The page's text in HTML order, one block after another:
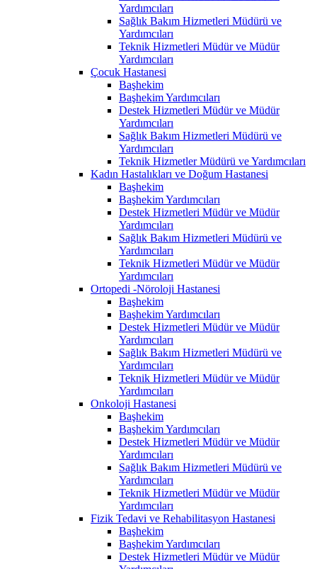
Yardımcıları
Sağlık Bakım Hizmetleri Müdürü ve
Yardımcıları
Teknik Hizmetleri Müdür ve Müdür
Yardımcıları
Çocuk Hastanesi
Başhekim
Başhekim Yardımcıları
Destek Hizmetleri Müdür ve Müdür
Yardımcıları
Sağlık Bakım Hizmetleri Müdürü ve
Yardımcıları
Teknik Hizmetler Müdürü ve Yardımcıları
Kadın Hastalıkları ve Doğum Hastanesi
Başhekim
Başhekim Yardımcıları
Destek Hizmetleri Müdür ve Müdür
Yardımcıları
Sağlık Bakım Hizmetleri Müdürü ve
Yardımcıları
Teknik Hizmetleri Müdür ve Müdür
Yardımcıları
Ortopedi -Nöroloji Hastanesi
Başhekim
Başhekim Yardımcıları
Destek Hizmetleri Müdür ve Müdür
Yardımcıları
Sağlık Bakım Hizmetleri Müdürü ve
Yardımcıları
Teknik Hizmetleri Müdür ve Müdür
Yardımcıları
Onkoloji Hastanesi
Başhekim
Başhekim Yardımcıları
Destek Hizmetleri Müdür ve Müdür
Yardımcıları
Sağlık Bakım Hizmetleri Müdürü ve
Yardımcıları
Teknik Hizmetleri Müdür ve Müdür
Yardımcıları
Fizik Tedavi ve Rehabilitasyon Hastanesi
Başhekim
Başhekim Yardımcıları
Destek Hizmetleri Müdür ve Müdür